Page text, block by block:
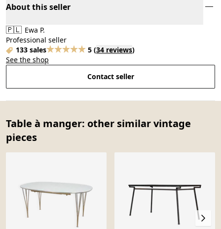
About this seller
🇵🇱 Ewa P.
Professional seller
133 sales
5 (34 reviews)
See the shop
Contact seller
Table à manger: other similar vintage
pieces